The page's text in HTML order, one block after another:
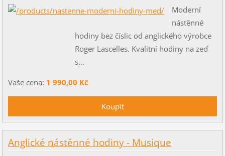
Moderní
nástěnné
hodiny bez číslic od anglického výrobce
Roger Lascelles. Kvalitní hodiny na zeď
s...
Vaše cena: 1 990,00 Kč
Anglické nástěnné hodiny - Musique